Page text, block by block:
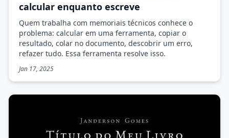
calcular enquanto escreve
Quem trabalha com memoriais técnicos conhece o
problema: calcular em uma ferramenta, copiar o
resultado, colar no documento, descobrir um erro,
refazer tudo. Essa ferramenta resolve isso.
Jan 17, 2025